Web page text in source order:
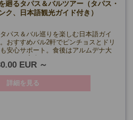
廻るタパス＆バルツアー（タパス・
ク、日本語観光ガイド付き）
パス＆バル巡りを楽しむ日本語ガイ
おすすめバル2軒でピンチョスとドリ
安心サポート。食後はアルムデナ大
EUR
詳細を見る